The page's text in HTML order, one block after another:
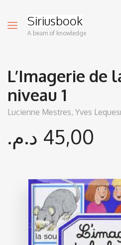
Siriusbook
A beam of knowledge
L’Imagerie de
niveau 1
Lucienne Mestres, Yves
45,00 د.م.